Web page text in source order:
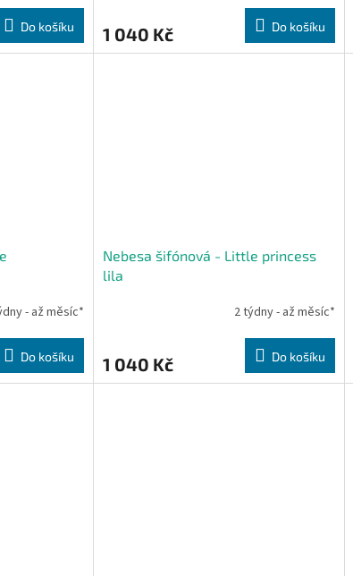
Do košíku 1 040 Kč Do košíku
- až měsíc*
Do košíku
Nebesa šifónová - Little princess
lila
2 týdny - až měsíc*
1 040 Kč Do košíku